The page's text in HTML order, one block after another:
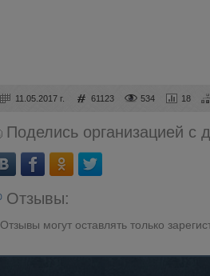
11.05.2017 г. 61123 534 18
Поделись организацией с
Отзывы:
Отзывы могут оставлять только